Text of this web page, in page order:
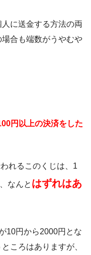
に送金する方法の両
合も端数がうやむや
円以上の決済をした
れるこのくじは、1
なんと はずれはあ
10円から2000円とな
ころはありますが、